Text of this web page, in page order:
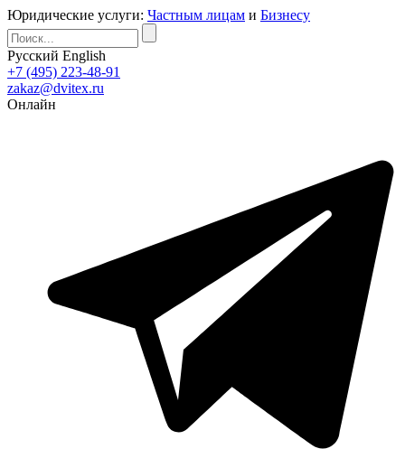
Юридические услуги: Частным лицам и Бизнесу
Русский English
+7 (495) 223-48-91
zakaz@dvitex.ru
Онлайн